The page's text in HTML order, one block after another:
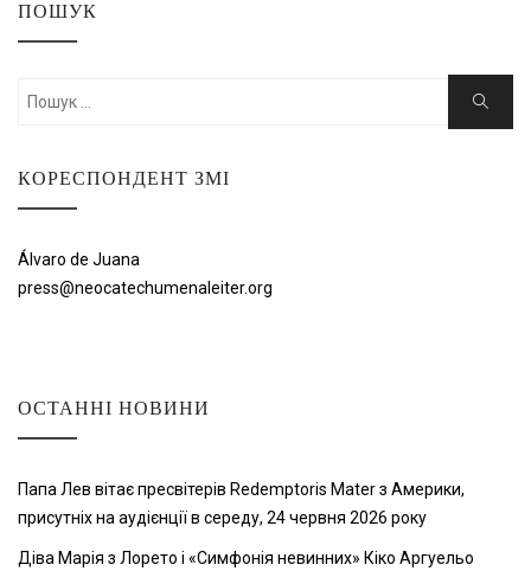
ПОШУК
Шукати:
Пошук
КОРЕСПОНДЕНТ ЗМІ
Álvaro de Juana
press@neocatechumenaleiter.org
ОСТАННІ НОВИНИ
Папа Лев вітає пресвітерів Redemptoris Mater з Америки,
присутніх на аудієнції в середу, 24 червня 2026 року
Діва Марія з Лорето і «Симфонія невинних» Кіко Аргуельо